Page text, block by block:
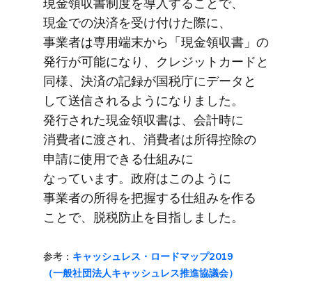
現金領収書制度を​導入する​ことで、​
現金での​決済を​受け付けた​際に、​
事業者は​専用端末から​「現金領収書」の​
発行が​可能に​なり、​クレジットカードと​
同様、​決済の​記録が​国税庁に​データと​
して​送信されるようになりました。​
発行された​現金領収書は、​会計時に​
消費者に​渡され、​消費者は​所得控除の​
申請に​使用できる​仕組みに​
なっています。​政府は​このように​
事業者の​所得を​把握する​仕組みを​作る​
ことで、​脱税防止を​目指しました。
参考： キャッシュレス・ロードマップ2019​
（一般社団法人キャッシュレス推進協議会）